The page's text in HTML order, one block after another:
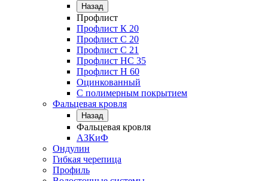
Назад
Профлист
Профлист К 20
Профлист С 20
Профлист C 21
Профлист НС 35
Профлист Н 60
Оцинкованный
С полимерным покрытием
Фальцевая кровля
Назад
Фальцевая кровля
АЗКиФ
Ондулин
Гибкая черепица
Профиль